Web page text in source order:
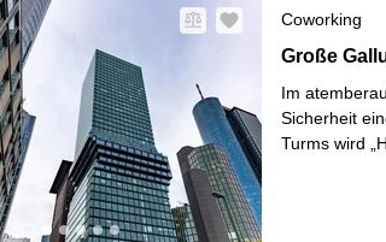
Coworking
Große
Große
Im
Sicherheit
Turms wird